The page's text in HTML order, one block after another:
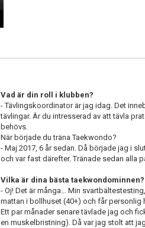
Vad är din roll i klubben?
- Tävlingskoordinator är jag idag. Det
tävlingar. Är du intresserad av att tävla
behövs.
När började du träna Taekwondo?
- Maj 2017, 6 år sedan. Då började jag i
och var fast därefter. Tränade sedan alla
Vilka är dina bästa taekwondominnen?
- Oj! Det är många… Min
mattan i bollhuset (40+) och får personlig
Ett par månader senare tävlade jag och
en muskelbristning). Då var jag stolt att